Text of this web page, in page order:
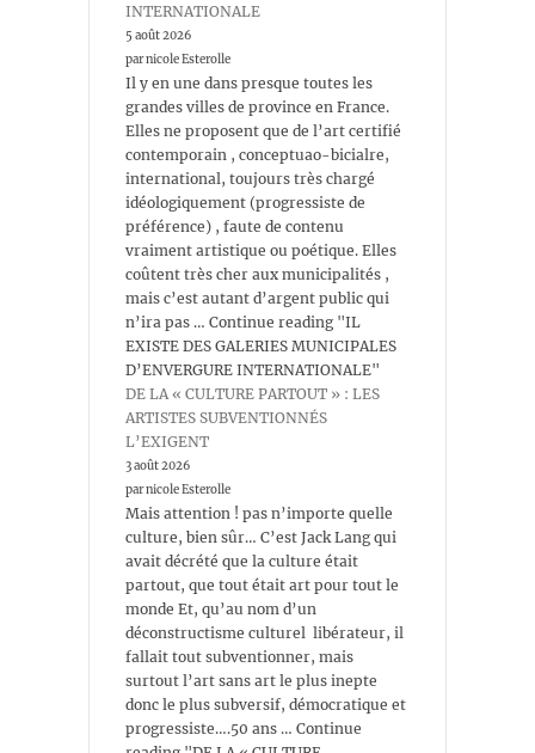
INTERNATIONALE
5 août 2026
par nicole Esterolle
Il y en une dans presque toutes les
grandes villes de province en France.
Elles ne proposent que de l’art certifié
contemporain , conceptuao-bicialre,
international, toujours très chargé
idéologiquement (progressiste de
préférence) , faute de contenu
vraiment artistique ou poétique. Elles
coûtent très cher aux municipalités ,
mais c’est autant d’argent public qui
n’ira pas … Continue reading "IL
EXISTE DES GALERIES MUNICIPALES
D’ENVERGURE INTERNATIONALE"
DE LA « CULTURE PARTOUT » : LES
ARTISTES SUBVENTIONNÉS
L’EXIGENT
3 août 2026
par nicole Esterolle
Mais attention ! pas n’importe quelle
culture, bien sûr… C’est Jack Lang qui
avait décrété que la culture était
partout, que tout était art pour tout le
monde Et, qu’au nom d’un
déconstructisme culturel libérateur, il
fallait tout subventionner, mais
surtout l’art sans art le plus inepte
donc le plus subversif, démocratique et
progressiste….50 ans … Continue